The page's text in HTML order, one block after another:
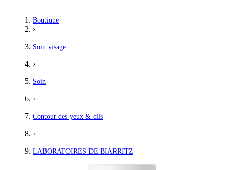
Boutique
›
Soin visage
›
Soin
›
Contour des yeux & cils
›
LABORATOIRES DE BIARRITZ